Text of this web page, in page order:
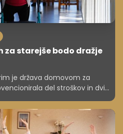
za starejše bodo dražje
je država domovom za
del stroškov in dvig
da se dvigu oskrbnin